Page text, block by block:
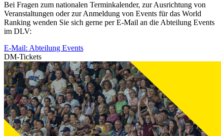
Bei Fragen zum nationalen Terminkalender, zur Ausrichtung von
Veranstaltungen oder zur Anmeldung von Events für das World
Ranking wenden Sie sich gerne per E-Mail an die Abteilung Events
im DLV:
E-Mail: Abteilung Events
DM-Tickets